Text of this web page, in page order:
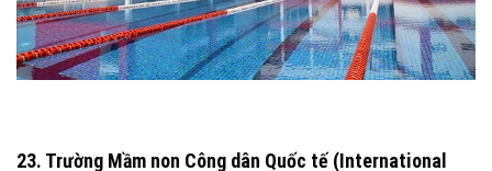
23. Trường Mầm non Công dân Quốc tế (International